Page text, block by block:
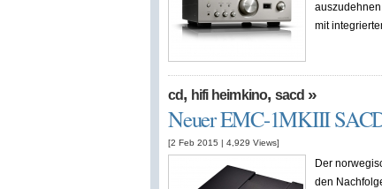
mit
cd, hifi heimkino, sacd »
Neuer EMC-1MKIII
[2 Feb 2015 | 4,929 Views]
Der
den